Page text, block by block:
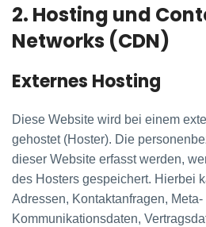
2. Hosting und
Networks (CDN)
Externes Hosting
Diese Website wird bei einem
gehostet (Hoster). Die
dieser Website erfasst werden,
des Hosters gespeichert. Hierbei
Adressen, Kontaktanfragen, Meta-
Kommunikationsdaten,